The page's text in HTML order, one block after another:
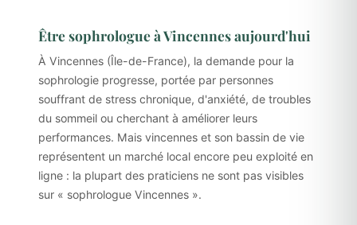
Être sophrologue à Vincennes aujourd'hui
À Vincennes (Île-de-France), la demande pour la
sophrologie progresse, portée par personnes
souffrant de stress chronique, d'anxiété, de troubles
du sommeil ou cherchant à améliorer leurs
performances. Mais vincennes et son bassin de vie
représentent un marché local encore peu exploité en
ligne : la plupart des praticiens ne sont pas visibles
sur « sophrologue Vincennes ».